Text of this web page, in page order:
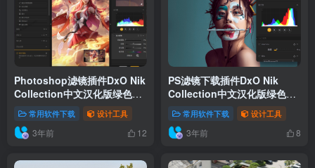
Photoshop滤镜插件DxO Nik
Collection中文汉化版绿色许
可证激活 v6.6.0
常用软件下载 设计工具
3年前 12
PS滤镜下载插件DxO Nik
Collection中文汉化版绿色许
可证激活 v6.5.0
常用软件下载 设计工具
3年前 8